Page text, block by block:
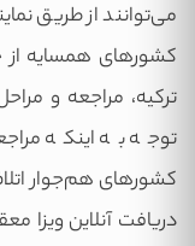
می‌توانند از طریق
کشورهای همسایه از
ترکیه، مراجعه و
توجه به اینکه
کشورهای هم‌جوار
دریافت آنلاین ویزا